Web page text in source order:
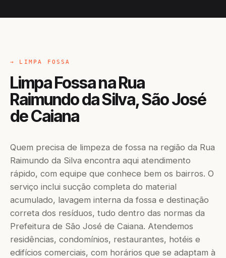
→ LIMPA FOSSA
Limpa Fossa na Rua
Raimundo da Silva, São José
de Caiana
Quem precisa de limpeza de fossa na região da Rua
Raimundo da Silva encontra aqui atendimento
rápido, com equipe que conhece bem os bairros. O
serviço inclui sucção completa do material
acumulado, lavagem interna da fossa e destinação
correta dos resíduos, tudo dentro das normas da
Prefeitura de São José de Caiana. Atendemos
residências, condomínios, restaurantes, hotéis e
edifícios comerciais, com horários que se adaptam à